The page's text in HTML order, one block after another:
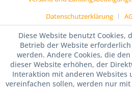
Datenschutzerklärung
Diese Website benutzt Cookies,
Betrieb der Website
werden. Andere Cookies, die
dieser Website erhöhen, der
Interaktion mit anderen Websites
vereinfachen sollen, werden nur